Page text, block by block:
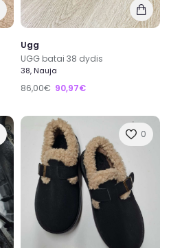
Ugg
UGG batai 38 dydis
38, Nauja
86,00€ 90,97€
0